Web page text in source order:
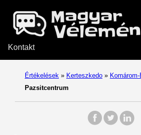
Kontakt
Értékelések » Kerteszkedo »
Pazsitcentrum